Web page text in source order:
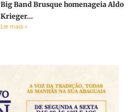
Big Band Brusque homenageia Aldo
Krieger...
Ler mais »